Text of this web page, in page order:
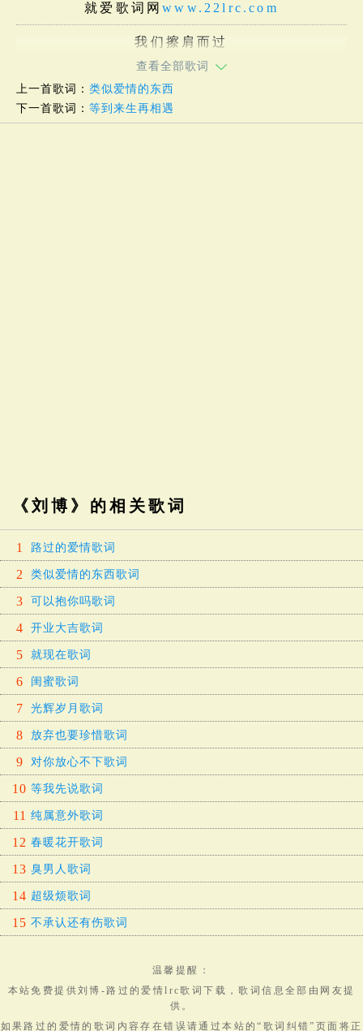
就爱歌词网www.22lrc.com
我们擦肩而过
查看全部歌词
上一首歌词： 类似爱情的东西
下一首歌词： 等到来生再相遇
《刘博》的相关歌词
1 路过的爱情歌词
2 类似爱情的东西歌词
3 可以抱你吗歌词
4 开业大吉歌词
5 就现在歌词
6 闺蜜歌词
7 光辉岁月歌词
8 放弃也要珍惜歌词
9 对你放心不下歌词
10 等我先说歌词
11 纯属意外歌词
12 春暖花开歌词
13 臭男人歌词
14 超级烦歌词
15 不承认还有伤歌词
温馨提醒：
本站免费提供刘博-路过的爱情lrc歌词下载 ，歌词信息全部由网友提
供。
如果路过的爱情的歌词内容存在错误请通过本站的“歌词纠错”页面将正